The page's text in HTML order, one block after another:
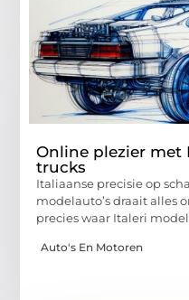
Online plezier met
trucks
Italiaanse precisie op
modelauto’s draait alles
precies waar Italeri
Auto's En Motoren